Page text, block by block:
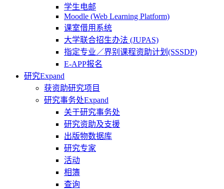
学生电邮
Moodle (Web Learning Platform)
课室借用系统
大学联合招生办法 (JUPAS)
指定专业／界别课程资助计划(SSSDP)
E-APP报名
研究Expand
获资助研究项目
研究事务处Expand
关于研究事务处
研究资助及支援
出版物数据库
研究专家
活动
相簿
查询